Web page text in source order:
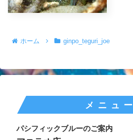
ホーム ginpo_teguri_joe
メニュー
パシフィックブルーのご案内